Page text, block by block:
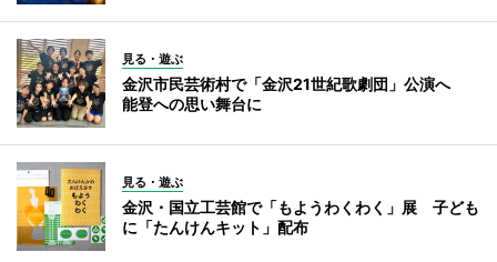
見る・遊ぶ
金沢市民芸術村で「金沢21世紀歌劇団」公演へ
能登への思い舞台に
見る・遊ぶ
金沢・国立工芸館で「もようわくわく」展 子ども
に「たんけんキット」配布